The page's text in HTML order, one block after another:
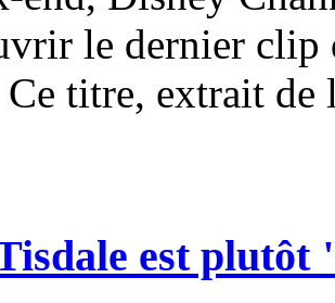
le dernier clip
titre, extrait
est